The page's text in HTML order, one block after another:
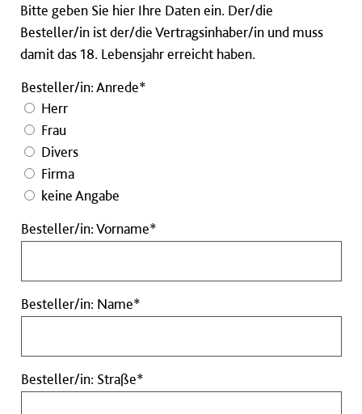
Bitte geben Sie hier Ihre Daten ein. Der/die
Besteller/in ist der/die Vertragsinhaber/in und muss
damit das 18. Lebensjahr erreicht haben.
Besteller/in: Anrede*
Herr
Frau
Divers
Firma
keine Angabe
Besteller/in: Vorname*
Vorname
Besteller/in: Name*
Name
Besteller/in: Straße*
Straße